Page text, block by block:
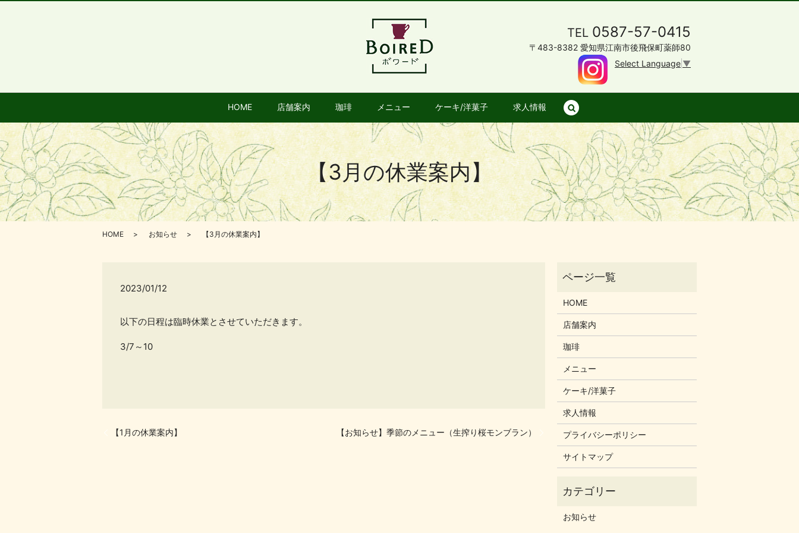
HOME 店舗案内 珈琲 メニュー ケーキ/洋菓子 求人情報 search
TEL 0587-57-0415
〒483-8382 愛知県江南市後飛保町薬師80
Select Language ▼
【3月の休業案内】
HOME お知らせ 【3月の休業案内】
2023/01/12
以下の日程は臨時休業とさせていただきます。
3/7～10
【1月の休業案内】 【お知らせ】季節のメニュー（生搾り桜モンブラン）
HOME
店舗案内
珈琲
メニュー
ケーキ/洋菓子
求人情報
プライバシーポリシー
サイトマップ
お知らせ